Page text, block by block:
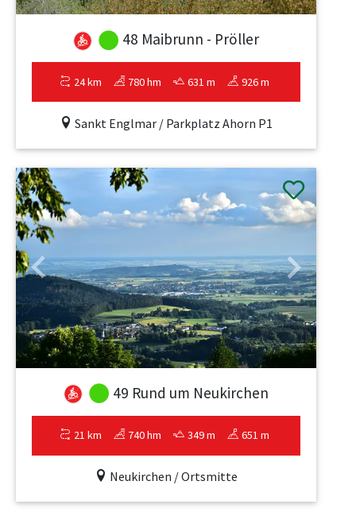
48 Maibrunn - Pröller
24 km 780 hm 631 m 926 m
Sankt Englmar / Parkplatz Ahorn P1
Previous Next
49 Rund um Neukirchen
21 km 740 hm 349 m 651 m
Neukirchen / Ortsmitte